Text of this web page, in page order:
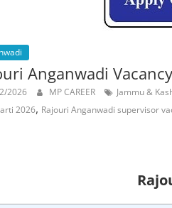
Anganwadi Vacancy
2026 MP CAREER Jammu &
2026, Rajouri Anganwadi supervisor